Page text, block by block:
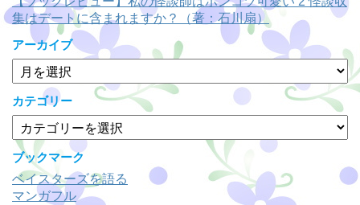
集はデートに含まれますか？（著：石川扇）
アーカイブ
ア
ー
カ
イ
ブ
カテゴリー
テ
ゴ
リ
ー
ブックマーク
ベイスターズを語る
マンガフル